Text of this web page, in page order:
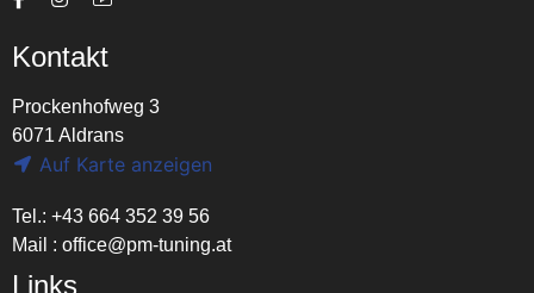
Kontakt
Prockenhofweg 3
6071 Aldrans
Auf Karte anzeigen
Tel.: +43 664 352 39 56
Mail : office@pm-tuning.at
Links